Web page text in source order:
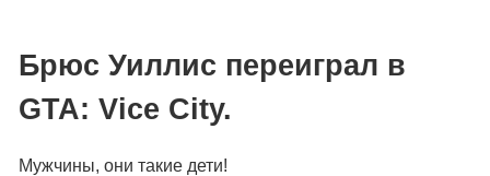
Брюс Уиллис переиграл в
GTA: Vice City.
Мужчины, они такие дети!